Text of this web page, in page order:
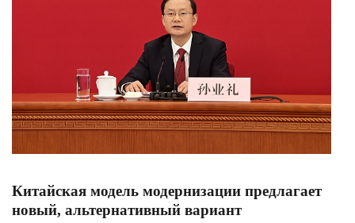
Китайская модель модернизации предлагает
новый, альтернативный вариант